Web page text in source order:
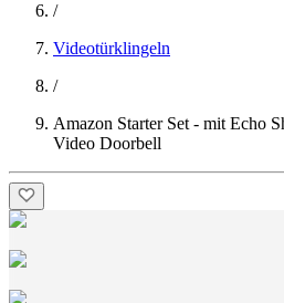
/
Videotürklingeln
/
Amazon Starter Set - mit Echo
Video Doorbell